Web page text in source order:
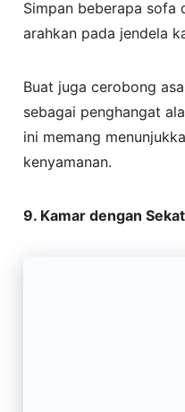
Simpan beberapa sofa
arahkan pada jendela
Buat juga cerobong
sebagai penghangat
ini memang
kenyamanan.
9. Kamar dengan